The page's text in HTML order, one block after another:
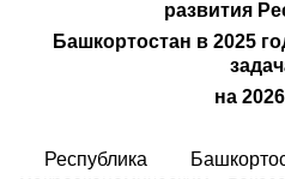
развития
Башкортостан в 2025
на
Республика